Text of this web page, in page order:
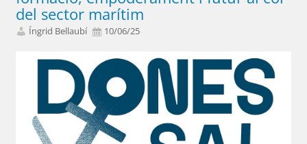
del sector marítim
Íngrid Bellaubí 10/06/25